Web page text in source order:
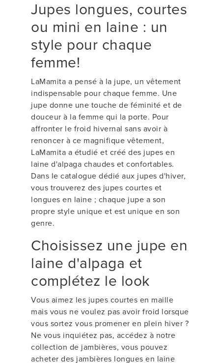
Jupes longues, courtes
ou mini en laine : un
style pour chaque
femme!
LaMamita a pensé à la jupe, un vêtement
indispensable pour chaque femme. Une
jupe donne une touche de féminité et de
douceur à la femme qui la porte. Pour
affronter le froid hivernal sans avoir à
renoncer à ce magnifique vêtement,
LaMamita a étudié et créé des jupes en
laine d'alpaga chaudes et confortables.
Dans le catalogue dédié aux jupes d'hiver,
vous trouverez des jupes courtes et
longues en laine ; chaque jupe a son
propre style unique et est unique en son
genre.
Choisissez une jupe en
laine d'alpaga et
complétez le look
Vous aimez les jupes courtes en maille
mais vous ne voulez pas avoir froid lorsque
vous sortez vous promener en plein hiver ?
Ne vous inquiétez pas, accédez à notre
collection de jambières, vous pouvez
acheter des jambières longues en laine